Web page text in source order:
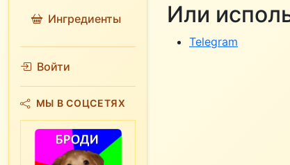
Ингредиенты
Войти
МЫ В СОЦСЕТЯХ
Или
Telegram